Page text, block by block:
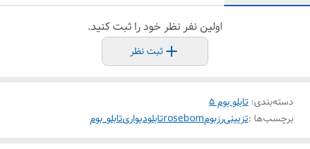
اولین نفر نظر خود را ثبت کنید.
ثبت نظر
دسته‌بندی: تابلو بوم 5
برچسب‌ها :تزیینیرزبومrosebomتابلودیواریتابلو_بوم